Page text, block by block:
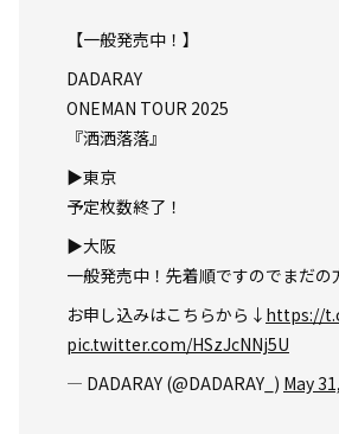
【一般発売中！】
DADARAY
ONEMAN TOUR 2025
『洒洒落落』
▶︎東京
予定枚数終了！
▶︎大阪
一般発売中！先着順ですのでまだの
お申し込みはこちらから↓ https://
pic.twitter.com/HSzJcNNj5U
— DADARAY (@DADARAY_) May